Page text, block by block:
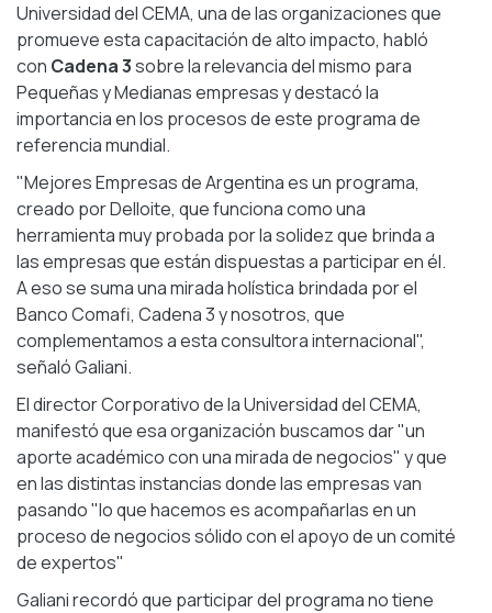
Universidad del CEMA, una de las organizaciones que
promueve esta capacitación de alto impacto, habló
con Cadena 3sobre la relevancia del mismo para
Pequeñas y Medianas empresas y destacó la
importancia en los procesos de este programa de
referencia mundial.
"Mejores Empresas de Argentina es un programa,
creado por Delloite, que funciona como una
herramienta muy probada por la solidez que brinda a
las empresas que están dispuestas a participar en él.
A eso se suma una mirada holística brindada por el
Banco Comafi, Cadena 3 y nosotros, que
complementamos a esta consultora internacional",
señaló Galiani.
El director Corporativo de la Universidad del CEMA,
manifestó que esa organización buscamos dar "un
aporte académico con una mirada de negocios" y que
en las distintas instancias donde las empresas van
pasando "lo que hacemos es acompañarlas en un
proceso de negocios sólido con el apoyo de un comité
de expertos"
Galiani recordó que participar del programa no tiene